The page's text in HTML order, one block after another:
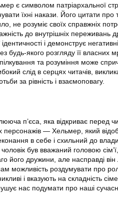
є символом патріархальної
їхні накази. Його цитати
не розуміє своїх справжніх
до внутрішніх переживань
і демонструє
будь-якого розгляду її
та розуміння може
слід в серцях читачів,
за рівність і взаємоповагу.
п’єса, яка відкриває перед
персонажів — Хельмер, який
в себе і схильний до
був вважаний головою
його дружини, але насправді
можливість роздумувати про ролі
і вказують на складність
нас подумати про наші сучасні